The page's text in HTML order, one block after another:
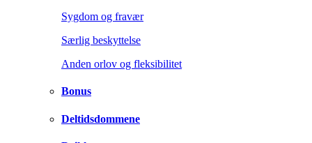
Sygdom og fravær
Særlig beskyttelse
Anden orlov og fleksibilitet
Bonus
Deltidsdommene